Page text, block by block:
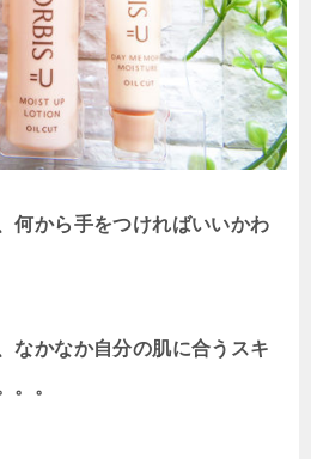
何から手をつければいいかわ
なかなか自分の肌に合うスキ
。。